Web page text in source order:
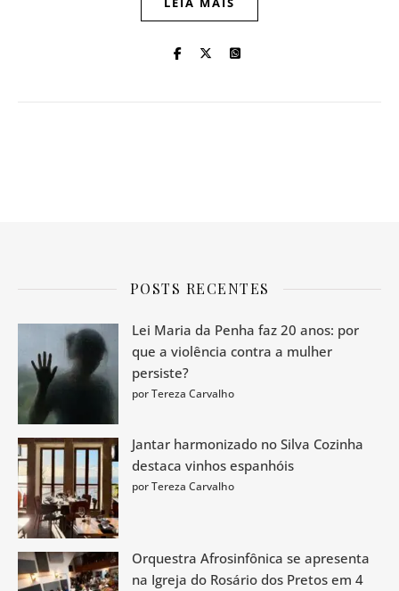
POSTS RECENTES
Lei Maria da Penha faz 20 anos: por
que a violência contra a mulher
persiste?
por Tereza Carvalho
Jantar harmonizado no Silva Cozinha
destaca vinhos espanhóis
por Tereza Carvalho
Orquestra Afrosinfônica se apresenta
na Igreja do Rosário dos Pretos em 4